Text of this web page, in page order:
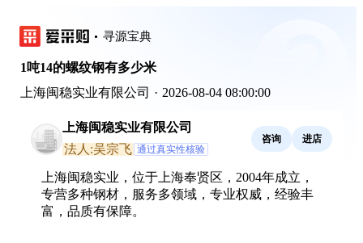
寻源宝典
1吨14的螺纹钢有多少米
上海闽稳实业有限公司 · 2026-08-04 08:00:00
上海闽稳实业有限公司
法人:吴宗飞 通过真实性核验
咨询 进店
上海闽稳实业，位于上海奉贤区，2004年成立，
专营多种钢材，服务多领域，专业权威，经验丰
富，品质有保障。